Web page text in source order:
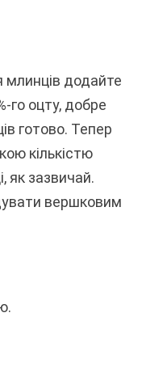
млинців додайте
го оцту, добре
готово. Тепер
кількістю
як зазвичай.
вершковим